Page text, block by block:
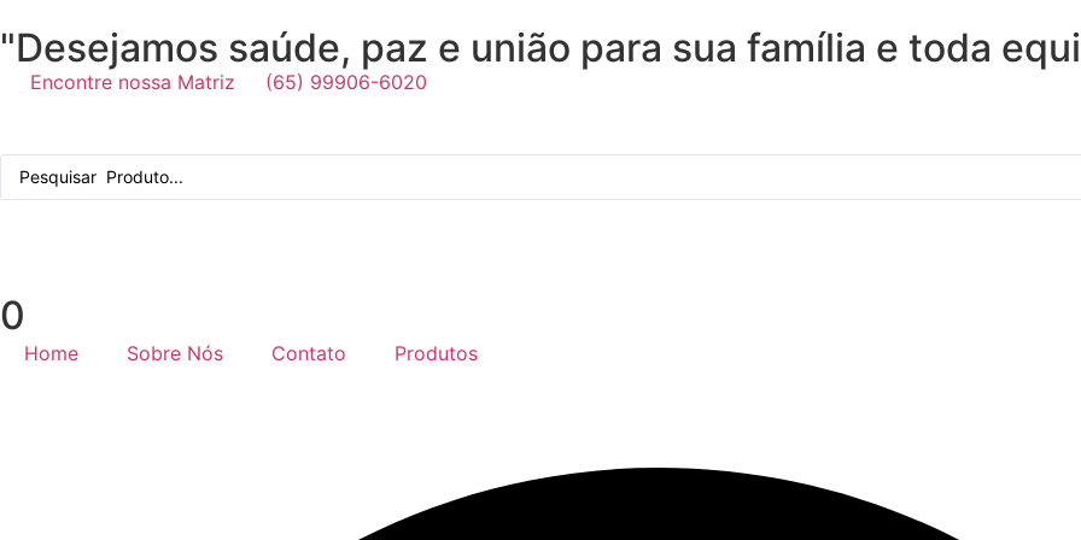
"Desejamos saúde, paz e união para sua família e toda
Encontre nossa Matriz (65) 99906-6020
0
Home Sobre Nós Contato Produtos